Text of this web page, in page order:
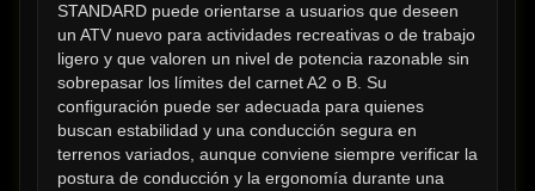
STANDARD puede orientarse a usuarios que deseen
un ATV nuevo para actividades recreativas o de trabajo
ligero y que valoren un nivel de potencia razonable sin
sobrepasar los límites del carnet A2 o B. Su
configuración puede ser adecuada para quienes
buscan estabilidad y una conducción segura en
terrenos variados, aunque conviene siempre verificar la
postura de conducción y la ergonomía durante una